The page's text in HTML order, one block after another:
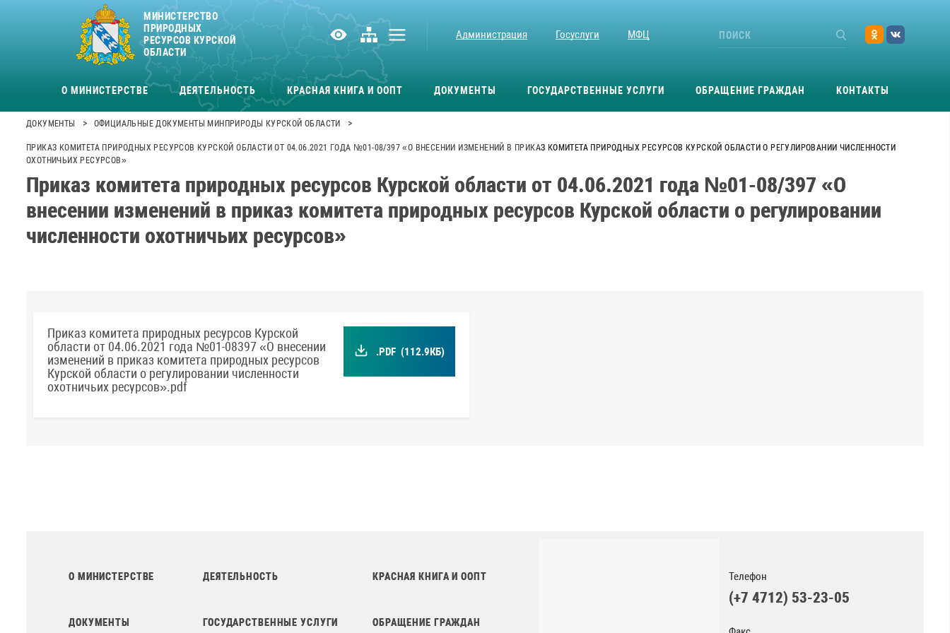
МИНИСТЕРСТВО
ПРИРОДНЫХ
РЕСУРСОВ КУРСКОЙ
ОБЛАСТИ
Администрация Госуслуги МФЦ
О МИНИСТЕРСТВЕ ДЕЯТЕЛЬНОСТЬ КРАСНАЯ КНИГА И ООПТ ДОКУМЕНТЫ ГОСУДАРСТВЕННЫЕ УСЛУГИ ОБРАЩЕНИЕ ГРАЖДАН КОНТАКТЫ
ДОКУМЕНТЫ > ОФИЦИАЛЬНЫЕ ДОКУМЕНТЫ МИНПРИРОДЫ КУРСКОЙ ОБЛАСТИ >
ПРИКАЗ КОМИТЕТА ПРИРОДНЫХ РЕСУРСОВ КУРСКОЙ ОБЛАСТИ ОТ 04.06.2021 ГОДА №01-08/397 «О ВНЕСЕНИИ ИЗМЕНЕНИЙ В ПРИКАЗ КОМИТЕТА ПРИРОДНЫХ РЕСУРСОВ КУРСКОЙ ОБЛАСТИ О РЕГУЛИРОВАНИИ ЧИСЛЕННОСТИ
ОХОТНИЧЬИХ РЕСУРСОВ»
Приказ комитета природных ресурсов Курской области от 04.06.2021 года №01-08/397 «О
внесении изменений в приказ комитета природных ресурсов Курской области о регулировании
численности охотничьих ресурсов»
Приказ комитета природных ресурсов Курской
области от 04.06.2021 года №01-08397 «О внесении
изменений в приказ комитета природных ресурсов
Курской области о регулировании численности
охотничьих ресурсов».pdf
.PDF (112.9КБ)
О МИНИСТЕРСТВЕ ДЕЯТЕЛЬНОСТЬ КРАСНАЯ КНИГА И ООПТ
ДОКУМЕНТЫ ГОСУДАРСТВЕННЫЕ УСЛУГИ ОБРАЩЕНИЕ ГРАЖДАН
Телефон
(+7 4712) 53-23-05